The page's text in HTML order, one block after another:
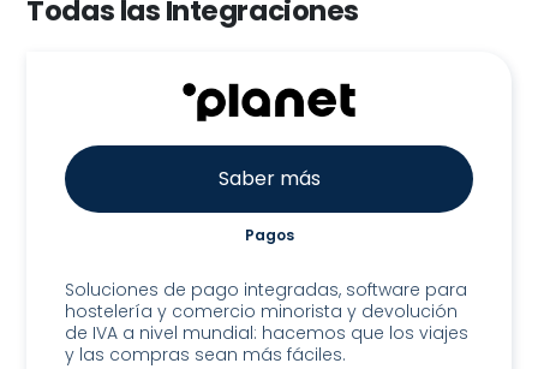
Todas las Integraciones
Saber más
Pagos
Soluciones de pago integradas, software para
hostelería y comercio minorista y devolución
de IVA a nivel mundial: hacemos que los viajes
y las compras sean más fáciles.